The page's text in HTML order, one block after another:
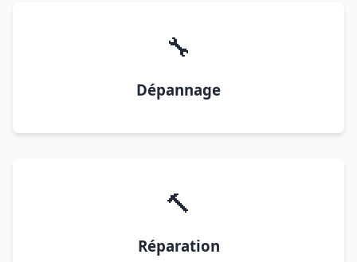
🔧
Dépannage
🔨
Réparation